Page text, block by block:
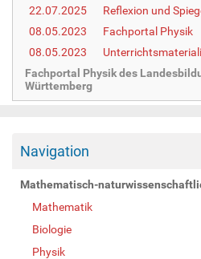
:
22.07.2025
Reflexion und
08.05.2023
Fachportal Physik
08.05.2023
Fachportal Physik des
Württemberg
Navigation
Mathematisch-
Mathematik
Biologie
Physik